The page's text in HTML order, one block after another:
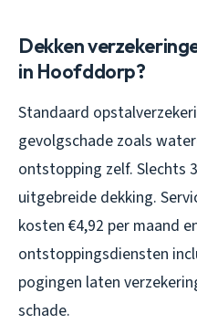
Dekken
in Hoofddorp?
Standaard
gevolgschade zoals
ontstopping zelf. Slechts
uitgebreide dekking.
kosten €4,92 per maand
ontstoppingsdiensten
pogingen laten
schade.